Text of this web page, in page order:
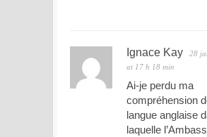
Ignace Kay
28
at 17 h 18 min
Ai-je perdu ma
compréhension
langue anglaise
laquelle